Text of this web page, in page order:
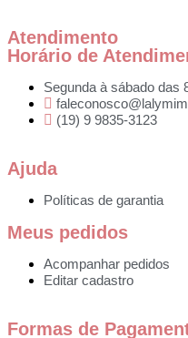
Atendimento
Horário de
Segunda à sábado das
(19) 9 9835-3123
Ajuda
Políticas de garantia
Meus pedidos
Acompanhar pedidos
Editar cadastro
Formas de